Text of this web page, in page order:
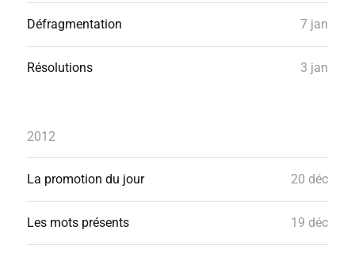
Défragmentation 7 jan
Résolutions 3 jan
2012
La promotion du jour 20 déc
Les mots présents 19 déc